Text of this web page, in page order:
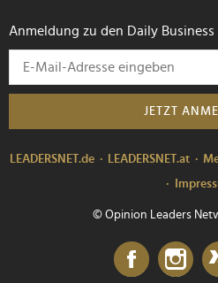
Anmeldung zu den Daily Business
JETZT
LEADERSNET.de LEADERSNET.at
© Opinion Leaders